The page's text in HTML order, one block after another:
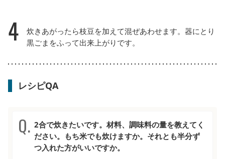
4
炊きあがったら枝豆を加えて混ぜあわせます。器にとり
黒ごまをふって出来上がりです。
レシピQA
2合で炊きたいです。材料、調味料の量を教えてく
ださい。もち米でも炊けますか。それとも半分ず
つ入れた方がいいですか。